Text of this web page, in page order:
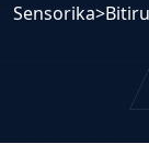
Sensorika>